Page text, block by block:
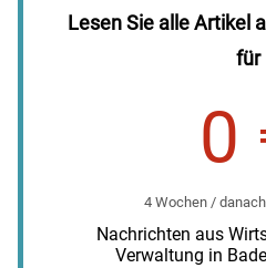
Lesen Sie alle Artikel
für
0
4 Wochen /
Nachrichten aus
Verwaltung in